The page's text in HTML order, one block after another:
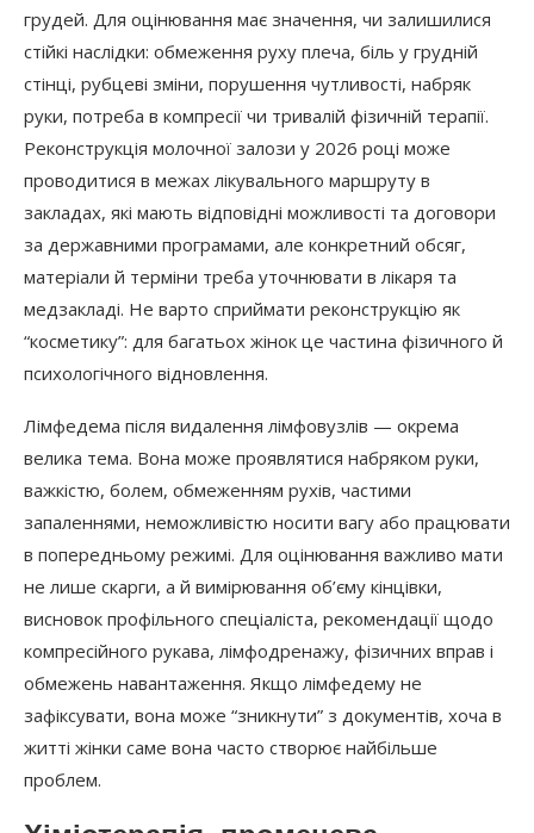
грудей. Для оцінювання має значення, чи залишилися
стійкі наслідки: обмеження руху плеча, біль у грудній
стінці, рубцеві зміни, порушення чутливості, набряк
руки, потреба в компресії чи тривалій фізичній терапії.
Реконструкція молочної залози у 2026 році може
проводитися в межах лікувального маршруту в
закладах, які мають відповідні можливості та договори
за державними програмами, але конкретний обсяг,
матеріали й терміни треба уточнювати в лікаря та
медзакладі. Не варто сприймати реконструкцію як
“косметику”: для багатьох жінок це частина фізичного й
психологічного відновлення.
Лімфедема після видалення лімфовузлів — окрема
велика тема. Вона може проявлятися набряком руки,
важкістю, болем, обмеженням рухів, частими
запаленнями, неможливістю носити вагу або працювати
в попередньому режимі. Для оцінювання важливо мати
не лише скарги, а й вимірювання об’єму кінцівки,
висновок профільного спеціаліста, рекомендації щодо
компресійного рукава, лімфодренажу, фізичних вправ і
обмежень навантаження. Якщо лімфедему не
зафіксувати, вона може “зникнути” з документів, хоча в
житті жінки саме вона часто створює найбільше
проблем.